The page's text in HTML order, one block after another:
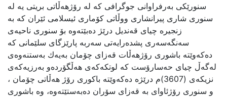
سنورێكی بەرفراوانی جوگرافی كە لە رۆژهەڵاتی بریتی یە لە
سنوری شاری پیرانشاری ووڵاتی كۆماری ئیسلامی ئێران كە بە
زنجیرە چیای قەندیل درێژ دەبێتەوە بۆ سنوری ناحیەی
سەنگەسەری پشدەرایەتی سەربە پارێزگای سلێمانی كە
دەكەوێتە باشوری رۆژهەڵات قەزای چۆمان بەیەك بەستنەوەی
لەگەڵ چیای حەسارۆست كە لوتكەكەی هەڵگۆردەو بەرزیەكەی
نزیكەی (3607)م درێژە دەكەوێتە باكوری رۆژ هەڵاتی چۆمان ،
و سنوری رۆژئاوای بە قەزای سۆران دەبەستێتەوە، وە باشوری